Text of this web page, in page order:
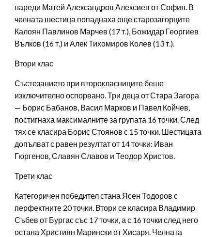
нареди Матей Александров Алексиев от София. В
челната шестица попаднаха още старозагорците
Калоян Павлинов Марчев (17 т.), Божидар Георгиев
Вълков (16 т.) и Алек Тихомиров Колев (13 т.).
Втори клас
Състезанието при второкласниците беше
изключително оспорвано. Три деца от Стара Загора
— Борис Бабанов, Васил Марков и Павел Койчев,
постигнаха максималните за групата 16 точки. След
тях се класира Борис Стоянов с 15 точки. Шестицата
допълват с равен резултат от 14 точки: Иван
Гюргенов, Славян Славов и Теодор Христов.
Трети клас
Категоричен победител стана Ясен Тодоров с
перфектните 20 точки. Втори се класира Владимир
Събев от Бургас със 17 точки, а с 16 точки след него
остана Християн Марински от Хисаря. Челната